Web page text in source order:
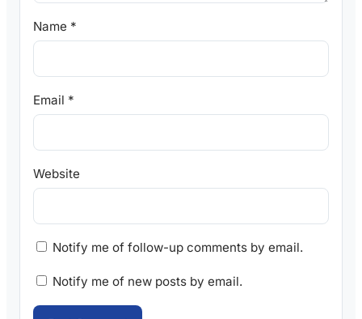
Name *
Email *
Website
Notify me of follow-up comments by email.
Notify me of new posts by email.